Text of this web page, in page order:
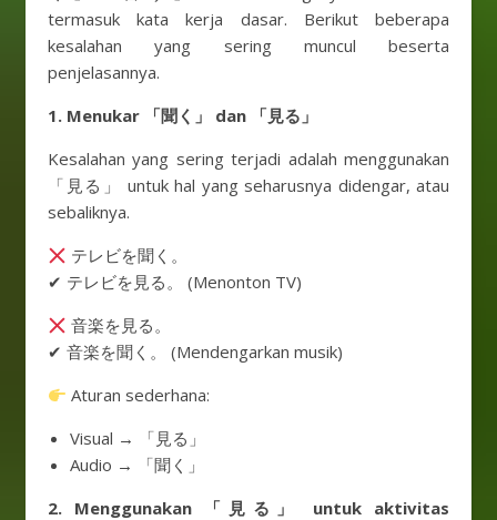
termasuk kata kerja dasar. Berikut beberapa
kesalahan yang sering muncul beserta
penjelasannya.
1. Menukar 「聞く」 dan 「見る」
Kesalahan yang sering terjadi adalah menggunakan
「見る」 untuk hal yang seharusnya didengar, atau
sebaliknya.
テレビを聞く。
✔ テレビを見る。 (Menonton TV)
音楽を見る。
✔ 音楽を聞く。 (Mendengarkan musik)
Aturan sederhana:
Visual → 「見る」
Audio → 「聞く」
2. Menggunakan 「見る」 untuk aktivitas